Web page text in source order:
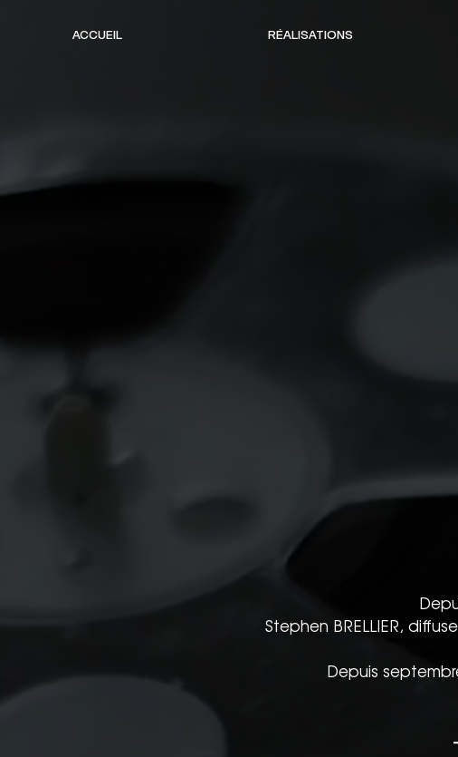
ACCUEIL RÉALISATIONS
Stephen BRELLIER,
Depuis